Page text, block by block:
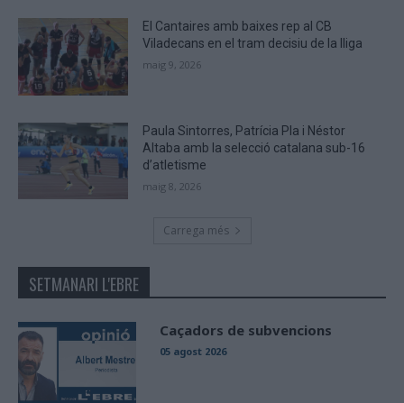
El Cantaires amb baixes rep al CB
Viladecans en el tram decisiu de la lliga
maig 9, 2026
Paula Sintorres, Patrícia Pla i Néstor
Altaba amb la selecció catalana sub-16
d’atletisme
maig 8, 2026
Carrega més
SETMANARI L'EBRE
Caçadors de subvencions
05 agost 2026